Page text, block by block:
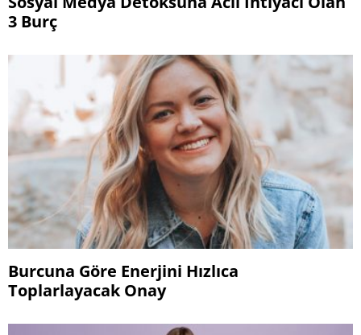
3 Burç
Burcuna Göre Enerjini Hızlıca
Toplarlayacak Onay